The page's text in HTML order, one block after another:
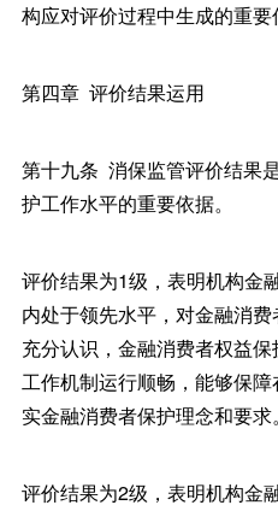
构应对评价过程中生成的重要
第四章 评价结果运用
第十九条 消保监管评价结果
护工作水平的重要依据。
评价结果为1级，表明机构金
内处于领先水平，对金融消
充分认识，金融消费者权益
工作机制运行顺畅，能够保
实金融消费者保护理念和要求
评价结果为2级，表明机构金